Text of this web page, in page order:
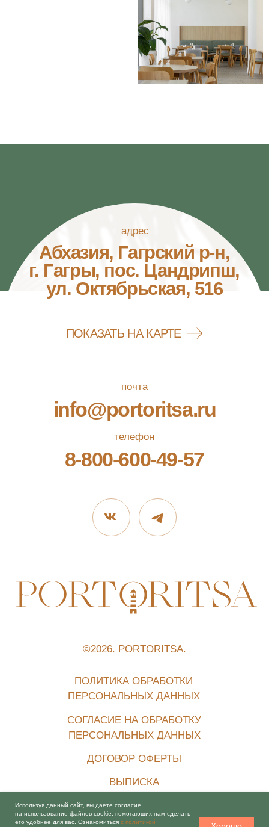
ПОЛИТИКА ОБРАБОТКИ
ПЕРСОНАЛЬНЫХ ДАННЫХ
СОГЛАСИЕ НА ОБРАБОТКУ
ПЕРСОНАЛЬНЫХ ДАННЫХ
ВЫПИСКА
©2026. PORTORITSA.
info@portoritsa.ru
Используя данный сайт, вы даете согласие
на использование файлов cookie, помогающих нам сделать
его удобнее для вас. Ознакомиться с политикой